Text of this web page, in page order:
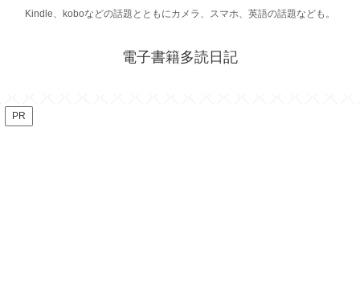
Kindle、koboなどの話題とともにカメラ、スマホ、英語の話題なども。
電子書籍多読日記
PR